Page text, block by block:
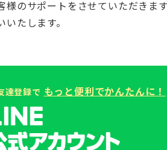
のサポートをさせていただきます
たします。
達登録で もっと便利でかんたんに！